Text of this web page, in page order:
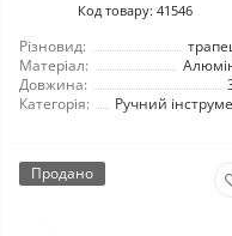
Код товару: 41546
Різновид:
Матеріал:
Довжина:
Категорія:
Ручний
Продано